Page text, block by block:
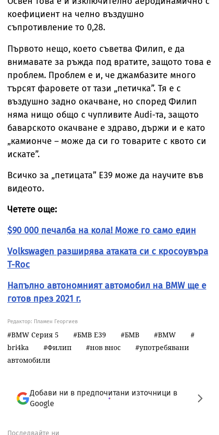
коефициент на челно въздушно
съпротивление то 0,28.
Първото нещо, което съветва Филип, е да
внимавате за ръжда под вратите, защото това е
проблем. Проблем е и, че джамбазите много
търсят фаровете от тази „петичка”. Тя е с
въздушно задно окачване, но според Филип
няма нищо общо с чупливите Audi-та, защото
баварското окачване е здраво, държи и е като
„камионче – може да си го товарите с квото си
искате”.
Всичко за „петицата” Е39 може да научите във
видеото.
Четете още:
$90 000 печалба на кола! Може го само един
Volkswagen разширява атаката си с кросоувъра
T-Roc
Напълно автономният автомобил на BMW ще е
готов през 2021 г.
Редактор: Пламен Георгиев
BMW Серия 5 БМВ Е39 БМВ
BMW
bri4ka
Филип нов внос
употребявани
автомобили
Добави ни в предпочитани източници в
Google
Последвайте ни